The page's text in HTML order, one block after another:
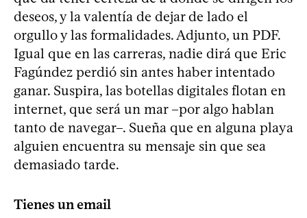
deseos, y la valentía de dejar de lado el
orgullo y las formalidades. Adjunto, un PDF.
Igual que en las carreras, nadie dirá que Eric
Fagúndez perdió sin antes haber intentado
ganar. Suspira, las botellas digitales flotan en
internet, que será un mar –por algo hablan
tanto de navegar–. Sueña que en alguna playa
alguien encuentra su mensaje sin que sea
demasiado tarde.
Tienes un email